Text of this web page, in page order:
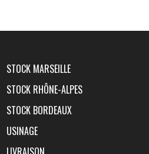
STOCK MARSEILLE
STOCK RHÔNE-ALPES
STOCK BORDEAUX
USINAGE